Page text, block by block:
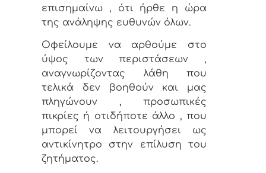
επισημαίνω , ότι ήρθε η ώρα
της ανάληψης ευθυνών όλων.
Οφείλουμε να αρθούμε στο
ύψος των περιστάσεων ,
αναγνωρίζοντας λάθη που
τελικά δεν βοηθούν και μας
πληγώνουν , προσωπικές
πικρίες ή οτιδήποτε άλλο , που
μπορεί να λειτουργήσει ως
αντικίνητρο στην επίλυση του
ζητήματος.